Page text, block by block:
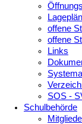
offene
offene
Links
SOS -
Schulbehörde